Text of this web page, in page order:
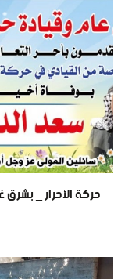
حركة الأحرار _ بشرق